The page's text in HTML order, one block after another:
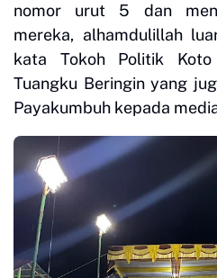
nomor urut 5 dan
mereka, alhamdulillah
kata Tokoh Politik
Tuangku Beringin yang
Payakumbuh kepada